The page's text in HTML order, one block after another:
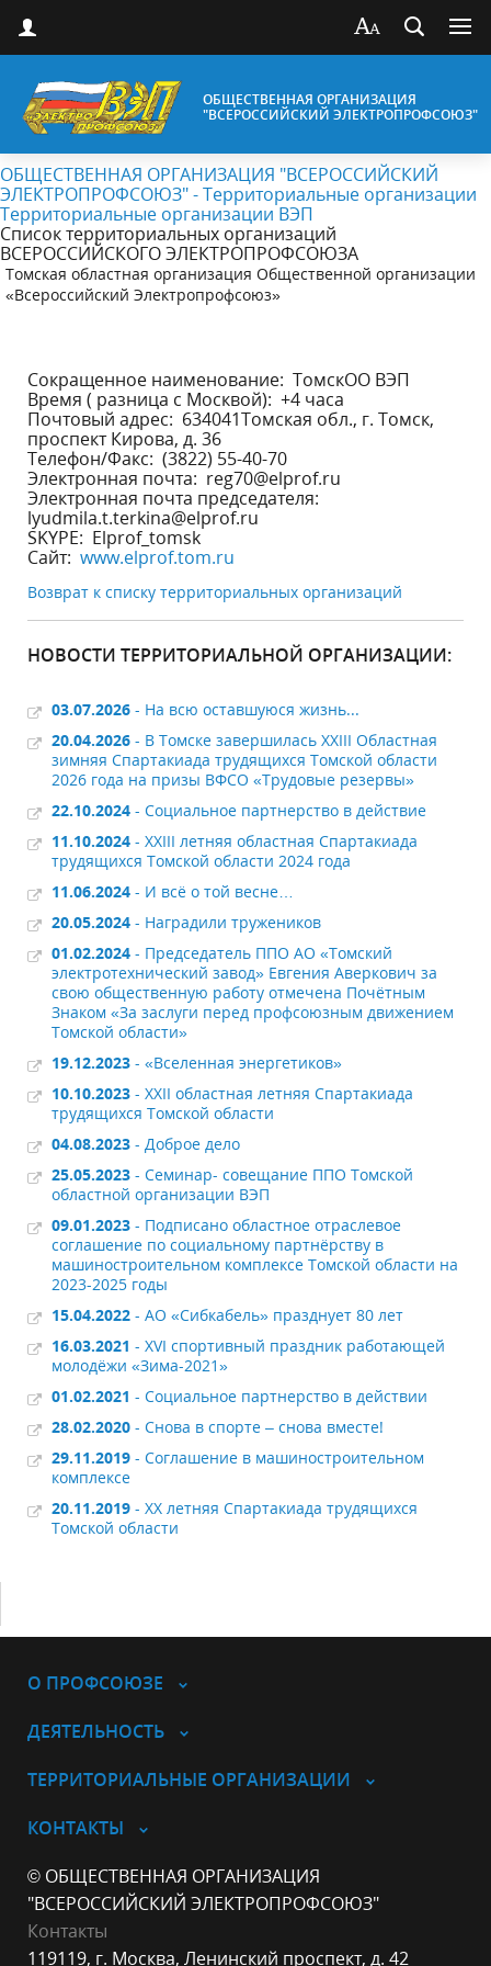
ОБЩЕСТВЕННАЯ ОРГАНИЗАЦИЯ
"ВСЕРОССИЙСКИЙ ЭЛЕКТРОПРОФСОЮЗ"
ОБЩЕСТВЕННАЯ ОРГАНИЗАЦИЯ "ВСЕРОССИЙСКИЙ
ЭЛЕКТРОПРОФСОЮЗ" - Территориальные организации
Территориальные организации ВЭП
Список территориальных организаций
ВСЕРОССИЙСКОГО ЭЛЕКТРОПРОФСОЮЗА
Томская областная организация Общественной организации
«Всероссийский Электропрофсоюз»
Сокращенное наименование: ТомскОО ВЭП
Время ( разница с Москвой): +4 часа
Почтовый адрес: 634041Томская обл., г. Томск,
проспект Кирова, д. 36
Телефон/Факс: (3822) 55-40-70
Электронная почта: reg70@elprof.ru
Электронная почта председателя:
lyudmila.t.terkina@elprof.ru
SKYPE: Elprof_tomsk
Сайт: www.elprof.tom.ru
Возврат к списку территориальных организаций
НОВОСТИ ТЕРРИТОРИАЛЬНОЙ ОРГАНИЗАЦИИ:
03.07.2026 - На всю оставшуюся жизнь...
20.04.2026 - В Томске завершилась XXIII Областная
зимняя Спартакиада трудящихся Томской области
2026 года на призы ВФСО «Трудовые резервы»
22.10.2024 - Социальное партнерство в действие
11.10.2024 - XXIII летняя областная Спартакиада
трудящихся Томской области 2024 года
11.06.2024 - И всё о той весне…
20.05.2024 - Наградили тружеников
01.02.2024 - Председатель ППО АО «Томский
электротехнический завод» Евгения Аверкович за
свою общественную работу отмечена Почётным
Знаком «За заслуги перед профсоюзным движением
Томской области»
19.12.2023 - «Вселенная энергетиков»
10.10.2023 - XXII областная летняя Спартакиада
трудящихся Томской области
04.08.2023 - Доброе дело
25.05.2023 - Семинар- совещание ППО Томской
областной организации ВЭП
09.01.2023 - Подписано областное отраслевое
соглашение по социальному партнёрству в
машиностроительном комплексе Томской области на
2023-2025 годы
15.04.2022 - АО «Сибкабель» празднует 80 лет
16.03.2021 - ХVI спортивный праздник работающей
молодёжи «Зима-2021»
01.02.2021 - Социальное партнерство в действии
28.02.2020 - Снова в спорте – снова вместе!
29.11.2019 - Соглашение в машиностроительном
комплексе
20.11.2019 - XX летняя Спартакиада трудящихся
Томской области
О ПРОФСОЮЗЕ
ДЕЯТЕЛЬНОСТЬ
ТЕРРИТОРИАЛЬНЫЕ ОРГАНИЗАЦИИ
КОНТАКТЫ
© ОБЩЕСТВЕННАЯ ОРГАНИЗАЦИЯ
"ВСЕРОССИЙСКИЙ ЭЛЕКТРОПРОФСОЮЗ"
Контакты
119119, г. Москва, Ленинский проспект, д. 42